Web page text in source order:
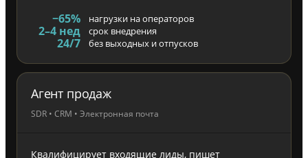
−65% нагрузки на операторов
2–4 нед срок внедрения
24/7 без выходных и отпусков
Агент продаж
SDR • CRM • Электронная почта
Квалифицирует входящие лиды, пишет